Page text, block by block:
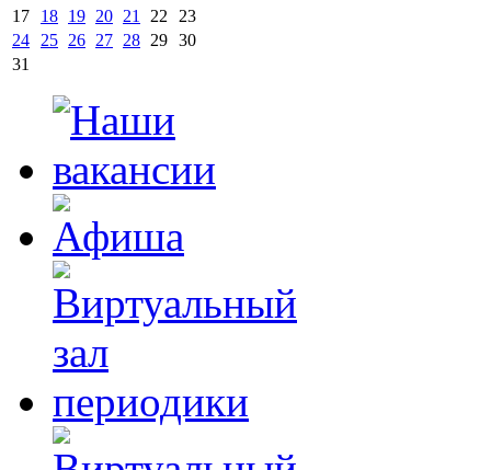
17
18 19 20 21 22
23
24
25 26 27 28 29 30
31